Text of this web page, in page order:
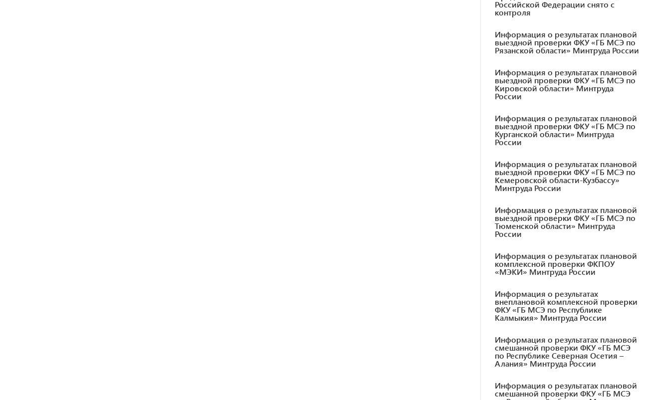
Российской Федерации снято с
контроля
Информация о результатах плановой
выездной проверки ФКУ «ГБ МСЭ по
Рязанской области» Минтруда России
Информация о результатах плановой
выездной проверки ФКУ «ГБ МСЭ по
Кировской области» Минтруда
России
Информация о результатах плановой
выездной проверки ФКУ «ГБ МСЭ по
Курганской области» Минтруда
России
Информация о результатах плановой
выездной проверки ФКУ «ГБ МСЭ по
Кемеровской области-Кузбассу»
Минтруда России
Информация о результатах плановой
выездной проверки ФКУ «ГБ МСЭ по
Тюменской области» Минтруда
России
Информация о результатах плановой
комплексной проверки ФКПОУ
«МЭКИ» Минтруда России
Информация о результатах
внеплановой комплексной проверки
ФКУ «ГБ МСЭ по Республике
Калмыкия» Минтруда России
Информация о результатах плановой
смешанной проверки ФКУ «ГБ МСЭ
по Республике Северная Осетия –
Алания» Минтруда России
Информация о результатах плановой
смешанной проверки ФКУ «ГБ МСЭ